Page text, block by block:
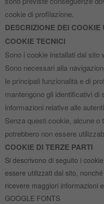
cookie di profilazione.
DESCRIZIONE DEI
COOKIE TECNICI
Sono i cookie installati dal sito
Sono necessari alla
le principali funzionalità e di
mantengono gli identificativi
informazioni relative alle
Senza questi cookie, alcune o
potrebbero non essere
COOKIE DI TERZE PARTI
Si descrivono di seguito i
essere utilizzati dal sito,
ricevere maggiori informazioni
GOOGLE FONTS